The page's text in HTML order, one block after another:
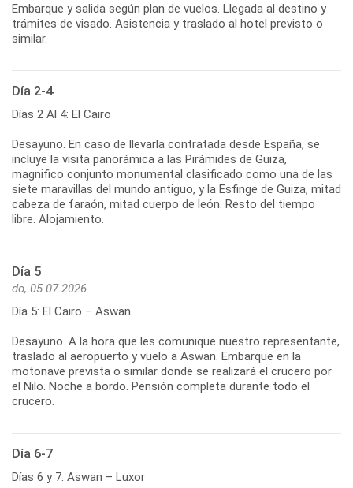
Embarque y salida según plan de vuelos. Llegada al destino y
trámites de visado. Asistencia y traslado al hotel previsto o
similar.
Día 2-4
Días 2 Al 4: El Cairo
Desayuno. En caso de llevarla contratada desde España, se
incluye la visita panorámica a las Pirámides de Guiza,
magnifico conjunto monumental clasificado como una de las
siete maravillas del mundo antiguo, y la Esfinge de Guiza, mitad
cabeza de faraón, mitad cuerpo de león. Resto del tiempo
libre. Alojamiento.
Día 5
do, 05.07.2026
Día 5: El Cairo – Aswan
Desayuno. A la hora que les comunique nuestro representante,
traslado al aeropuerto y vuelo a Aswan. Embarque en la
motonave prevista o similar donde se realizará el crucero por
el Nilo. Noche a bordo. Pensión completa durante todo el
crucero.
Día 6-7
Días 6 y 7: Aswan – Luxor